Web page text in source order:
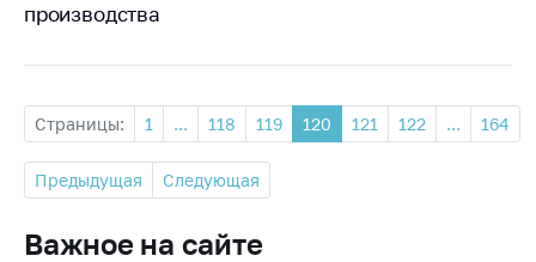
производства
Страницы: 1 ... 118 119 120 121 122 ... 164
Предыдущая Следующая
Важное на сайте